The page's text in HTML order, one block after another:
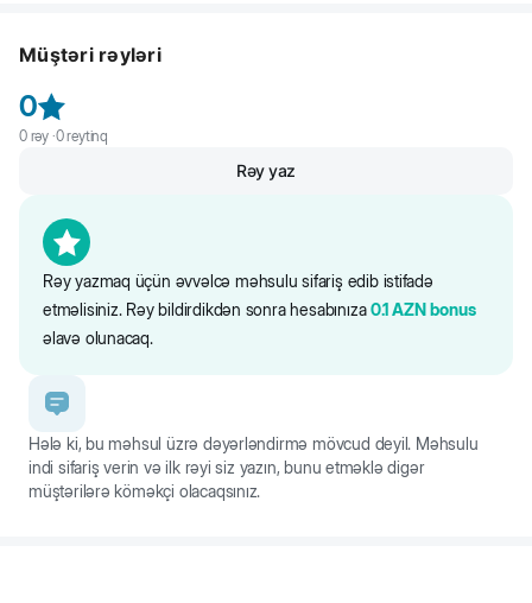
zərərsizdir. Pişiyinizə saatlarla zövq verəcəkdir.
Müştəri rəyləri
0
0rəy ·0reytinq
Rəy yazmaq üçün əvvəlcə məhsulu sifariş edib istifadə
etməlisiniz. Rəy bildirdikdən sonra hesabınıza0.1 AZN bonus
əlavə olunacaq.
Rəy yaz
Hələ ki, bu məhsul üzrə dəyərləndirmə mövcud deyil. Məhsulu
indi sifariş verin və ilk rəyi siz yazın, bunu etməklə digər
müştərilərə köməkçi olacaqsınız.